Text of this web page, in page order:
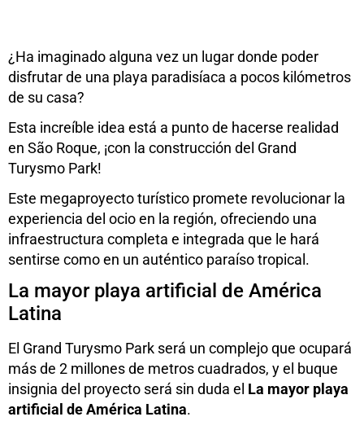
¿Ha imaginado alguna vez un lugar donde poder
disfrutar de una playa paradisíaca a pocos kilómetros
de su casa?
Esta increíble idea está a punto de hacerse realidad
en São Roque, ¡con la construcción del Grand
Turysmo Park!
Este megaproyecto turístico promete revolucionar la
experiencia del ocio en la región, ofreciendo una
infraestructura completa e integrada que le hará
sentirse como en un auténtico paraíso tropical.
La mayor playa artificial de América
Latina
El Grand Turysmo Park será un complejo que ocupará
más de 2 millones de metros cuadrados, y el buque
insignia del proyecto será sin duda el La mayor playa
artificial de América Latina.